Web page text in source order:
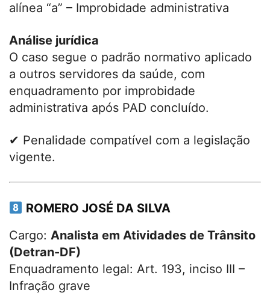
alínea “a” – Improbidade administrativa
Análise jurídica
O caso segue o padrão normativo aplicado
a outros servidores da saúde, com
enquadramento por improbidade
administrativa após PAD concluído.
✔ Penalidade compatível com a legislação
vigente.
ROMERO JOSÉ DA SILVA
Cargo: Analista em Atividades de Trânsito
(Detran-DF)
Enquadramento legal: Art. 193, inciso III –
Infração grave